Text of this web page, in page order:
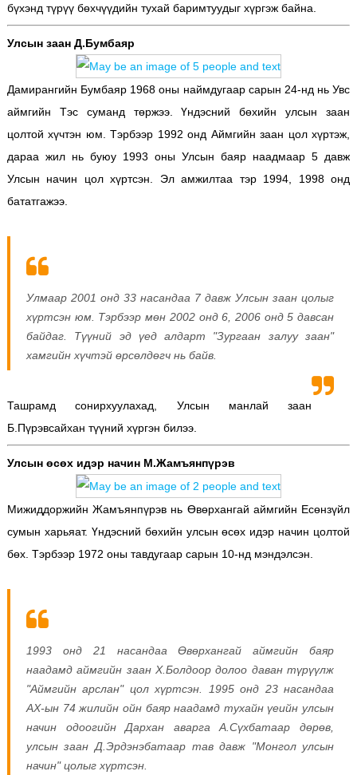
бүхэнд түрүү бөхчүүдийн тухай баримтуудыг хүргэж байна.
Улсын заан Д.Бумбаяр
Дамирангийн Бумбаяр 1968 оны наймдугаар сарын 24-нд нь Увс
аймгийн Тэс суманд төржээ. Үндэсний бөхийн улсын заан
цолтой хүчтэн юм. Тэрбээр 1992 онд Аймгийн заан цол хүртэж,
дараа жил нь буюу 1993 оны Улсын баяр наадмаар 5 давж
Улсын начин цол хүртсэн. Эл амжилтаа тэр 1994, 1998 онд
бататгажээ.
Улмаар 2001 онд 33 насандаа 7 давж Улсын заан цолыг
хүртсэн юм. Тэрбээр мөн 2002 онд 6, 2006 онд 5 давсан
байдаг. Түүний эд үед алдарт "Зургаан залуу заан"
хамгийн хүчтэй өрсөлдөгч нь байв.
Ташрамд сонирхуулахад, Улсын манлай заан
Б.Пүрэвсайхан түүний хүргэн билээ.
Улсын өсөх идэр начин М.Жамъянпүрэв
Мижиддоржийн Жамъянпүрэв нь Өвөрхангай аймгийн Есөнзүйл
сумын харьяат. Үндэсний бөхийн улсын өсөх идэр начин цолтой
бөх. Тэрбээр 1972 оны тавдугаар сарын 10-нд мэндэлсэн.
1993 онд 21 насандаа Өвөрхангай аймгийн баяр
наадамд аймгийн заан Х.Болдоор долоо даван түрүүлж
"Аймгийн арслан" цол хүртсэн. 1995 онд 23 насандаа
АХ-ын 74 жилийн ойн баяр наадамд тухайн үеийн улсын
начин одоогийн Дархан аварга А.Сүхбатаар дөрөв,
улсын заан Д.Эрдэнэбатаар тав давж "Монгол улсын
начин" цолыг хүртсэн.